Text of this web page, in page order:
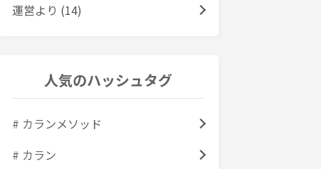
運営より (14)
人気のハッシュタグ
# カランメソッド
# カラン